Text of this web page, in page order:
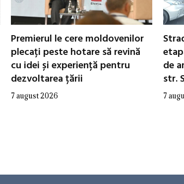
Premierul le cere moldovenilor
plecați peste hotare să revină
cu idei și experiență pentru
dezvoltarea țării
7 august 2026
de
str.
7